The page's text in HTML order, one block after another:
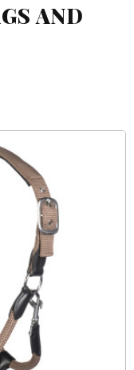
AND